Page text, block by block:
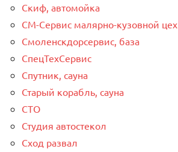
Скиф, автомойка
СМ-Сервис малярно-кузовной цех
Смоленскдорсервис, база
СпецТехСервис
Спутник, сауна
Старый корабль, сауна
СТО
Студия автостекол
Сход развал